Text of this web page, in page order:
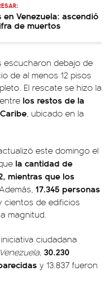
Venezuela: ascendió
de muertos
escucharon debajo de
de al menos 12 pisos
El rescate se hizo la
los restos de la
, ubicado en la
este domingo el
la cantidad de
mientras que los
17.345 personas
cientos de edificios
magnitud.
ciudadana
, 30.230
y 13.837 fueron